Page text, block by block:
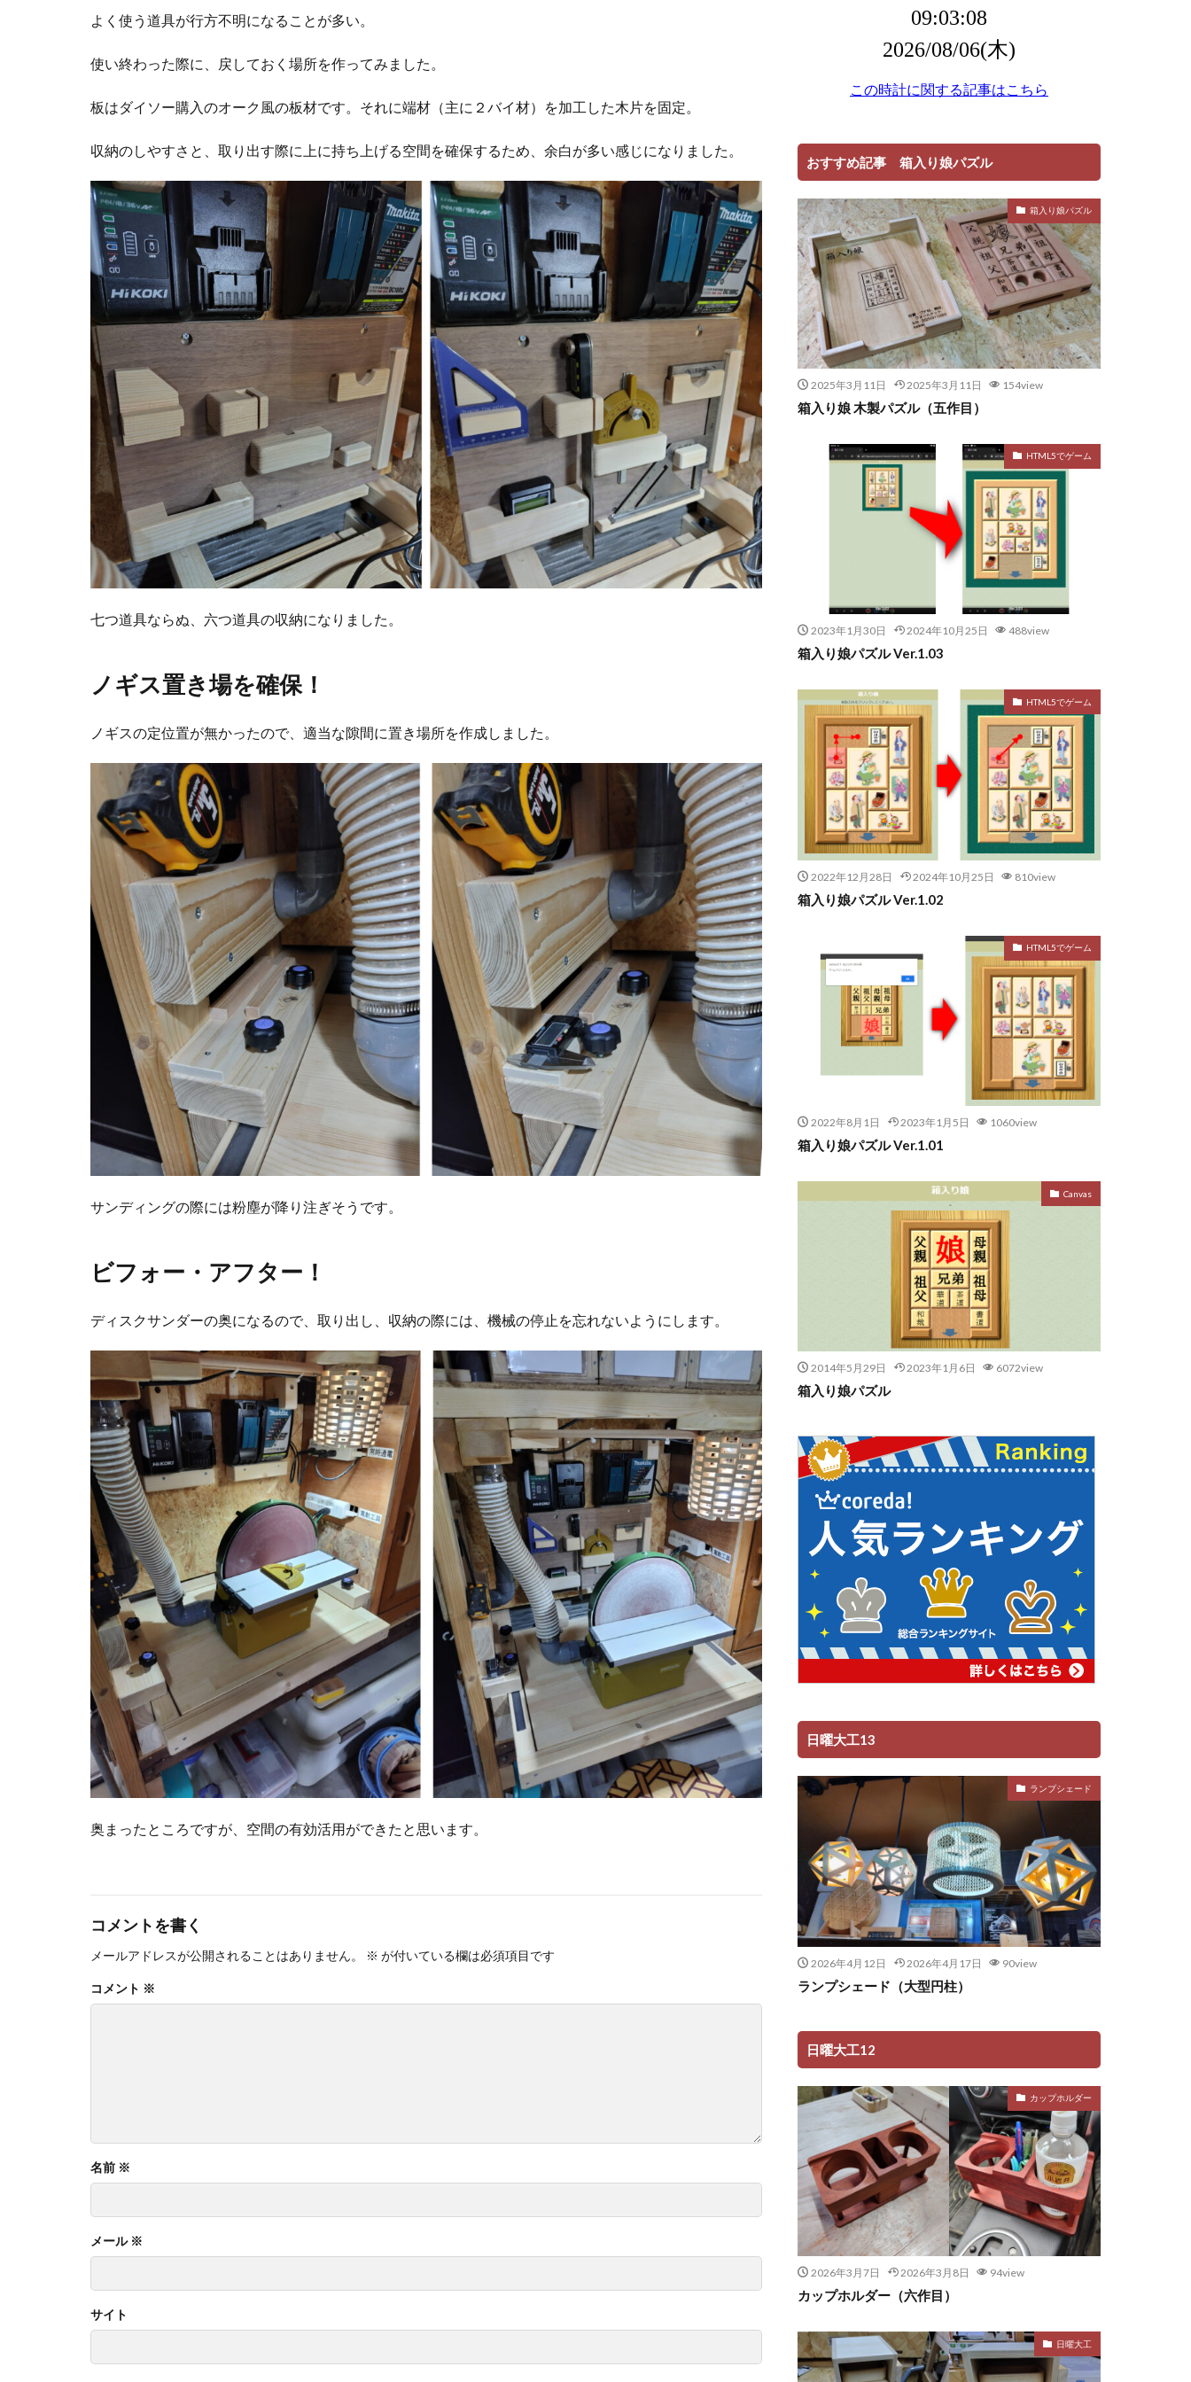
よく使う道具が行方不明になることが多い。
使い終わった際に、戻しておく場所を作ってみました。
板はダイソー購入のオーク風の板材です。それに端材（主に２バイ材）を加工した木片を固定。
収納のしやすさと、取り出す際に上に持ち上げる空間を確保するため、余白が多い感じになりました。
七つ道具ならぬ、六つ道具の収納になりました。
ノギス置き場を確保！
ノギスの定位置が無かったので、適当な隙間に置き場所を作成しました。
サンディングの際には粉塵が降り注ぎそうです。
ビフォー・アフター！
ディスクサンダーの奥になるので、取り出し、収納の際には、機械の停止を忘れないようにします。
奥まったところですが、空間の有効活用ができたと思います。
コメントを書く
メールアドレスが公開されることはありません。 ※ が付いている欄は必須項目です
コメント ※
名前 ※
メール ※
サイト
おすすめ記事 箱入り娘パズル
箱入り娘パズル
2025年3月11日 2025年3月11日 154view
箱入り娘 木製パズル（五作目）
HTML5でゲーム
2023年1月30日 2024年10月25日 488view
箱入り娘パズル Ver.1.03
HTML5でゲーム
2022年12月28日 2024年10月25日 810view
箱入り娘パズル Ver.1.02
HTML5でゲーム
2022年8月1日 2023年1月5日 1060view
箱入り娘パズル Ver.1.01
Canvas
2014年5月29日 2023年1月6日 6072view
箱入り娘パズル
日曜大工13
ランプシェード
2026年4月12日 2026年4月17日 90view
ランプシェード（大型円柱）
日曜大工12
カップホルダー
2026年3月7日 2026年3月8日 94view
カップホルダー（六作目）
日曜大工